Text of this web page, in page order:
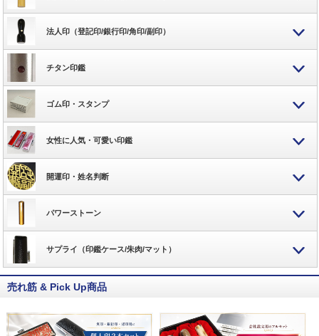
法人印（登記印/銀行印/角印/副印）
チタン印鑑
ゴム印・スタンプ
女性に人気・可愛い印鑑
開運印・姓名判断
パワーストーン
サプライ（印鑑ケース/朱肉/マット）
売れ筋 & Pick Up商品